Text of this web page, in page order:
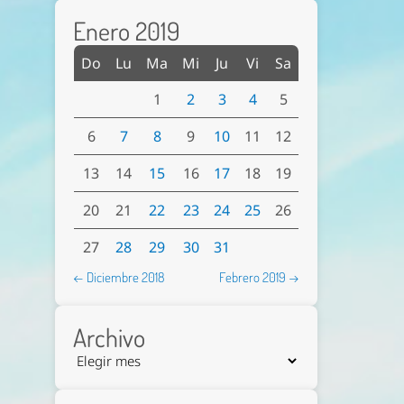
Enero 2019
Do Lu Ma Mi Ju Vi
Sa
1
2 3 4
5
6
7 8 9 10 11
12
13
14 15 16 17 18
19
20
21 22 23 24 25
26
27
28 29 30 31
← Diciembre 2018 Febrero 2019 →
Archivo